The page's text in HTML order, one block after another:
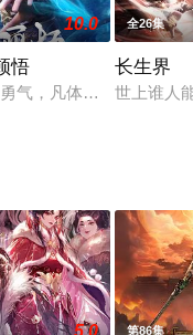
神器“星门”，奈何这
10.0
悟
气，凡体少年萧云在顿
全26集
长生界
世上谁人
第86集